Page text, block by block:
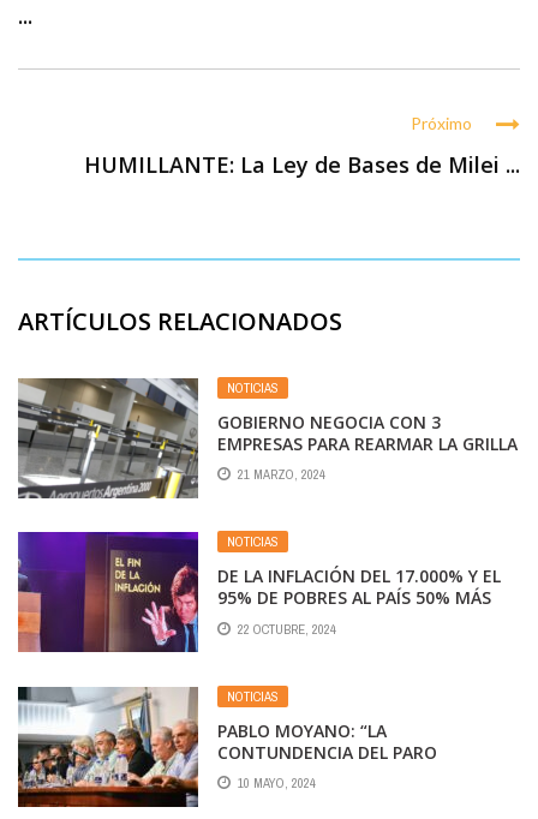
...
Próximo
HUMILLANTE: La Ley de Bases de Milei ...
ARTÍCULOS RELACIONADOS
NOTICIAS
GOBIERNO NEGOCIA CON 3
EMPRESAS PARA REARMAR LA GRILLA
DE VUELOS
21 MARZO, 2024
NOTICIAS
DE LA INFLACIÓN DEL 17.000% Y EL
95% DE POBRES AL PAÍS 50% MÁS
RICO: LOS HITS INSOSTENIBLES DEL
DISCURSO ECONÓMICO DE MILEI
22 OCTUBRE, 2024
NOTICIAS
PABLO MOYANO: “LA
CONTUNDENCIA DEL PARO
DEMOSTRÓ QUE LA GRAN MAYORÍA
DE LOS ARGENTINOS RECHAZA LAS
10 MAYO, 2024